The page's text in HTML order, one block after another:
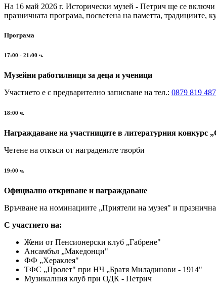
На 16 май 2026 г. Исторически музей - Петрич ще се
празничната програма, посветена на паметта, традициите,
Програма
17:00 - 21:00 ч.
Музейни работилници за деца и ученици
Участието е с предварително записване на тел.: 0879 819 487
18:00 ч.
Награждаване на участниците в литературния конкурс
Четене на откъси от наградените творби
19:00 ч.
Официално откриване и награждаване
Връчване на номинациите „Приятели на музея" и
С участието на:
Жени от Пенсионерски клуб „Габрене"
Ансамбъл „Македонци"
ФФ „Хераклея"
ТФС „Пролет" при НЧ „Братя Миладинови - 1914"
Музикалния клуб при ОДК - Петрич